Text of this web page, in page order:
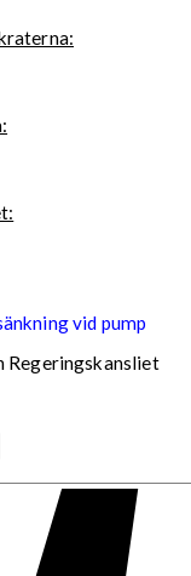
vid pump
Regeringskansliet